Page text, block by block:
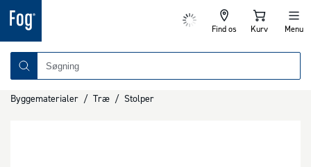
Find os Kurv Menu
Byggematerialer / Træ / Stolper